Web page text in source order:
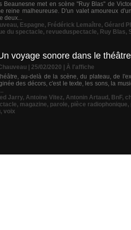
Beaunesne met en scène "Ruy Blas" de
reine malheureuse. D'un valet amoureux
deux...
, Espagne, Frédérick Lemaître, Gérard
du spectacle, revueduspectacle, Ruy Blas,
voyage sonore dans le
| 25/02/2020
À l'affiche
au-delà de la scène, du plateau, de
des décors, c'est le texte, les sons, la
Jarry, Antoine Vitez, Antonin Artaud , BnF,
, magazine, parole, pièce radiophonique,
, voix